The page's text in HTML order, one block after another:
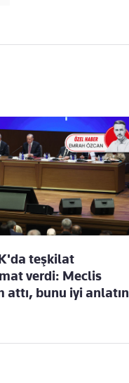
teşkilat
verdi: Meclis
attı, bunu iyi anlatın